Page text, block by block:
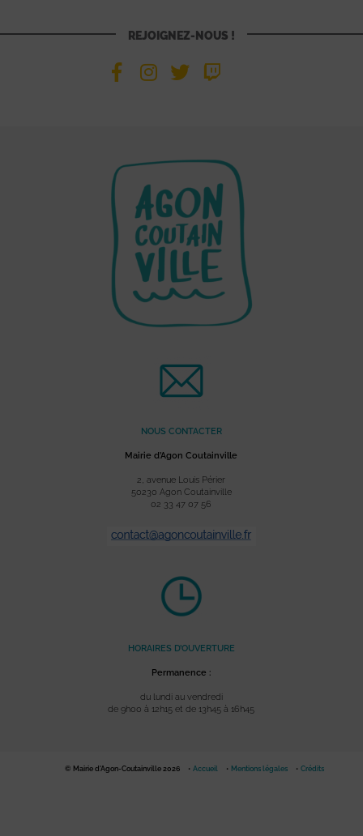
REJOIGNEZ-NOUS !
NOUS CONTACTER
Mairie d’Agon Coutainville
2, avenue Louis Périer
50230 Agon Coutainville
02 33 47 07 56
HORAIRES D’OUVERTURE
Permanence :
du lundi au vendredi
de 9h00 à 12h15 et de 13h45 à 16h45
© Mairie d'Agon-Coutainville 2026 Accueil Mentions légales Crédits